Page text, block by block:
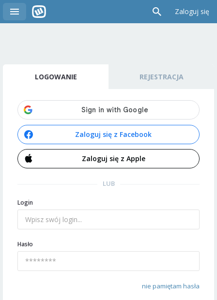
Zaloguj się
LOGOWANIE REJESTRACJA
Zaloguj się z Facebook
Zaloguj się z Apple
LUB
Login
Hasło
nie pamiętam hasła